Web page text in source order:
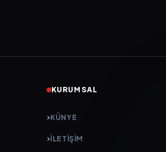
KURUMSAL
KÜNYE
İLETIŞIM